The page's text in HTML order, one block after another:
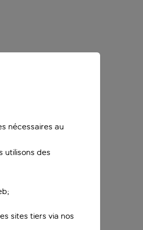
nécessaires au
utilisons des
sites tiers via nos